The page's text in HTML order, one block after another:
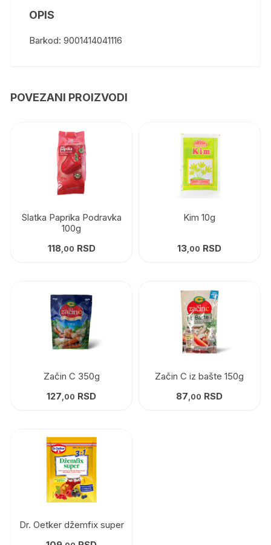
OPIS
Barkod: 9001414041116
POVEZANI PROIZVODI
Slatka Paprika Podravka
100g
118,00 RSD
Kim 10g
13 ,00 RSD
Začin C 350g
127,00 RSD
Začin C iz bašte 150g
87,00 RSD
Dr. Oetker džemfix super